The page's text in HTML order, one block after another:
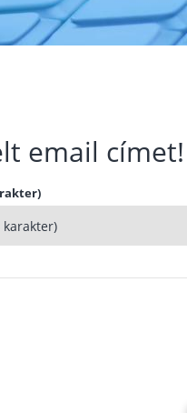
email címet!